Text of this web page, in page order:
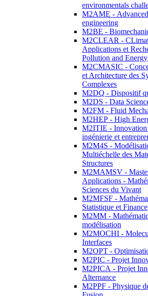
environmentals
M2AME -
engineering
M2BE -
M2CLEAR -
Applications et
Pollution and Energy
M2CMASIC -
et Architecture des
Complexes
M2DQ - Dispositif
M2DS - Data
M2FM - Fluid
M2HEP - High
M2ITIE - Innovation
ingénierie et
M2M4S -
Multiéchelle des
Structures
M2MAMSV -
Applications -
Sciences du Vivant
M2MFSF -
Statistique et Finance
M2MM -
modélisation
M2MOCHI -
Interfaces
M2OPT -
M2PIC - Projet
M2PICA - Projet
Alternance
M2PPF - Physique